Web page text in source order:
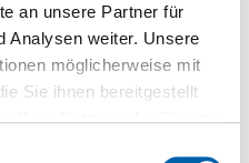
an unsere Partner für
Analysen weiter. Unsere
möglicherweise mit
Sie ihnen bereitgestellt
Ihrer Nutzung der Dienste